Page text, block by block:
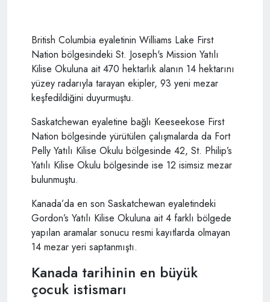
British Columbia eyaletinin Williams Lake First
Nation bölgesindeki St. Joseph's Mission Yatılı
Kilise Okuluna ait 470 hektarlık alanın 14 hektarını
yüzey radarıyla tarayan ekipler, 93 yeni mezar
keşfedildiğini duyurmuştu.
Saskatchewan eyaletine bağlı Keeseekose First
Nation bölgesinde yürütülen çalışmalarda da Fort
Pelly Yatılı Kilise Okulu bölgesinde 42, St. Philip’s
Yatılı Kilise Okulu bölgesinde ise 12 isimsiz mezar
bulunmuştu.
Kanada’da en son Saskatchewan eyaletindeki
Gordon’s Yatılı Kilise Okuluna ait 4 farklı bölgede
yapılan aramalar sonucu resmi kayıtlarda olmayan
14 mezar yeri saptanmıştı.
Kanada tarihinin en büyük
çocuk istismarı